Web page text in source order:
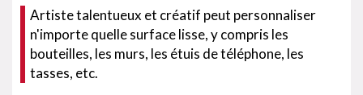
Artiste talentueux et créatif peut personnaliser
n'importe quelle surface lisse, y compris les
bouteilles, les murs, les étuis de téléphone, les
tasses, etc.